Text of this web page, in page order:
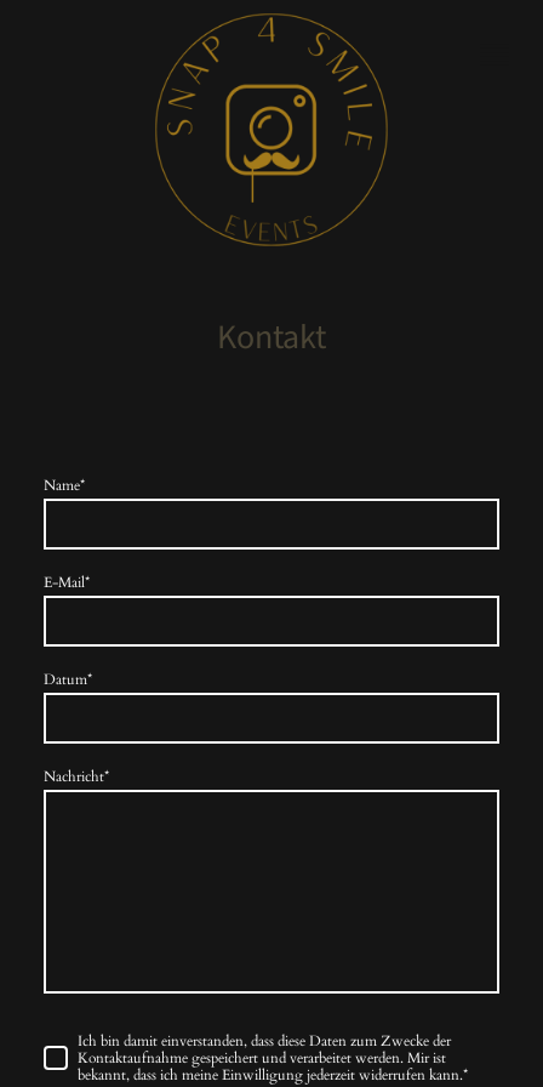
Kontakt
Name*
E-Mail*
Datum*
Nachricht*
Ich bin damit einverstanden, dass diese Daten zum Zwecke der
Kontaktaufnahme gespeichert und verarbeitet werden. Mir ist
bekannt, dass ich meine Einwilligung jederzeit widerrufen kann.*